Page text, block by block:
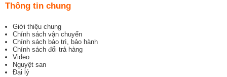
Thông tin chung
Giới thiệu chung
Chính sách vận chuyển
Chính sách bảo trì, bảo hành
Chính sách đổi trả hàng
Video
Nguyệt san
Đại lý